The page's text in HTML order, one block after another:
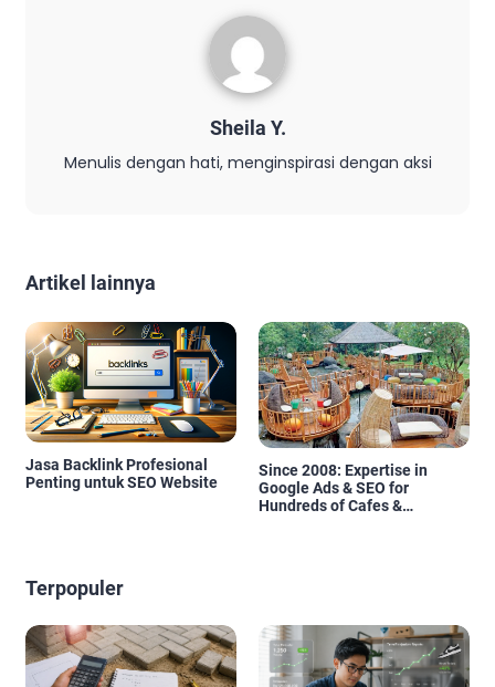
Sheila Y.
Menulis dengan hati, menginspirasi dengan aksi
Artikel lainnya
Jasa Backlink Profesional
Penting untuk SEO Website
Since 2008: Expertise in
Google Ads & SEO for
Hundreds of Cafes &
Terpopuler